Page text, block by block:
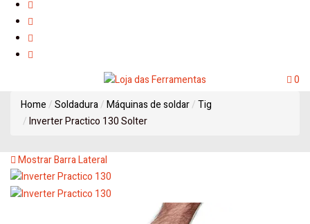
0
Home
Soldadura Máquinas de soldar Tig
Inverter Practico 130 Solter
Mostrar Barra Lateral